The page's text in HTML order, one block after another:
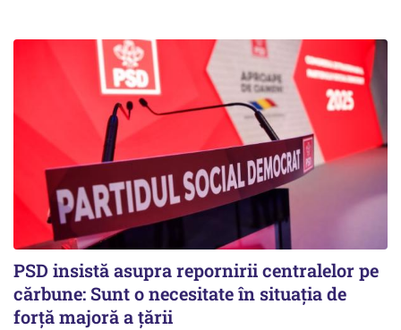
PSD insistă asupra repornirii centralelor pe
cărbune: Sunt o necesitate în situația de
forță majoră a țării